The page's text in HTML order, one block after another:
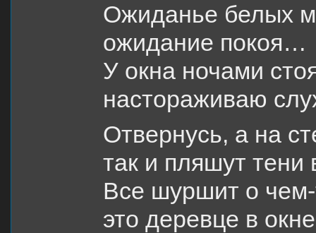
Ожиданье белых
ожидание покоя…
У окна ночами
настораживаю
Отвернусь, а на
так и пляшут тени
Все шуршит о
это деревце в